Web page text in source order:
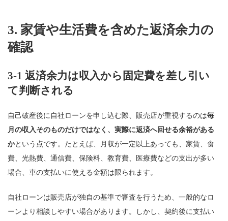
3. 家賃や生活費を含めた返済余力の
確認
3-1 返済余力は収入から固定費を差し引い
て判断される
自己破産後に自社ローンを申し込む際、販売店が重視するのは毎
月の収入そのものだけではなく、実際に返済へ回せる余裕がある
かという点です。たとえば、月収が一定以上あっても、家賃、食
費、光熱費、通信費、保険料、教育費、医療費などの支出が多い
場合、車の支払いに使える金額は限られます。
自社ローンは販売店が独自の基準で審査を行うため、一般的なロ
ーンより相談しやすい場合があります。しかし、契約後に支払い